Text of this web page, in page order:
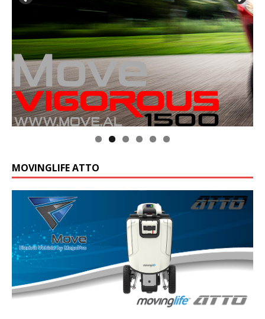
MOVINGLIFE ATTO